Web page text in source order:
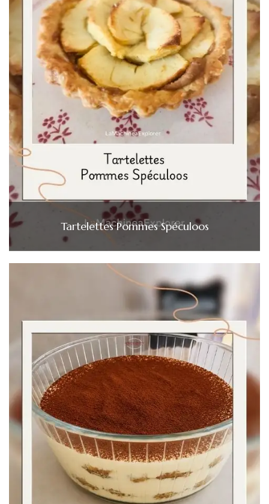
Tartelettes Pommes Spéculoos